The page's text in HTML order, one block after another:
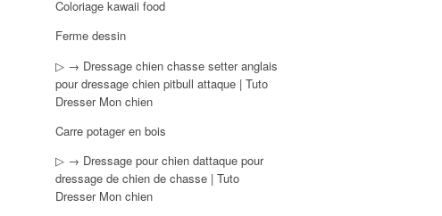
Coloriage kawaii food
Ferme dessin
▷ → Dressage chien chasse setter anglais
pour dressage chien pitbull attaque | Tuto
Dresser Mon chien
Carre potager en bois
▷ → Dressage pour chien dattaque pour
dressage de chien de chasse | Tuto
Dresser Mon chien